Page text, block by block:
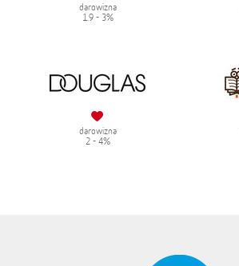
darowizna
1.9 - 3%
darowizna
2 - 4%